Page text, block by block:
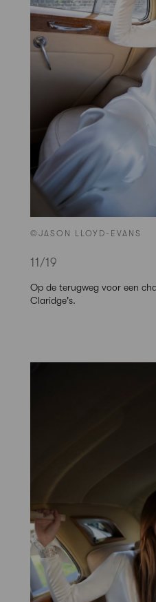
©JASON LLOYD-EVANS
11/19
Op de terugweg voor een
Claridge's.